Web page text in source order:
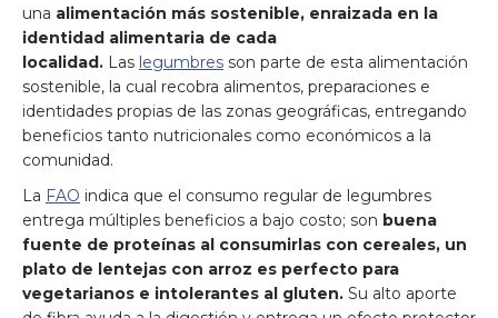
una alimentación más sostenible, enraizada en la
identidad alimentaria de cada
localidad. Las legumbres son parte de esta alimentación
sostenible, la cual recobra alimentos, preparaciones e
identidades propias de las zonas geográficas, entregando
beneficios tanto nutricionales como económicos a la
comunidad.
La FAO indica que el consumo regular de legumbres
entrega múltiples beneficios a bajo costo; son buena
fuente de proteínas al consumirlas con cereales, un
plato de lentejas con arroz es perfecto para
vegetarianos e intolerantes al gluten. Su alto aporte